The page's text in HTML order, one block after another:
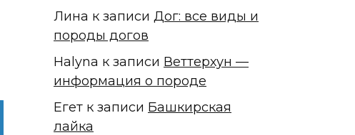
Лина к записи Дог: все виды и
породы догов
Halyna к записи Веттерхун —
информация о породе
Егет к записи Башкирская
лайка